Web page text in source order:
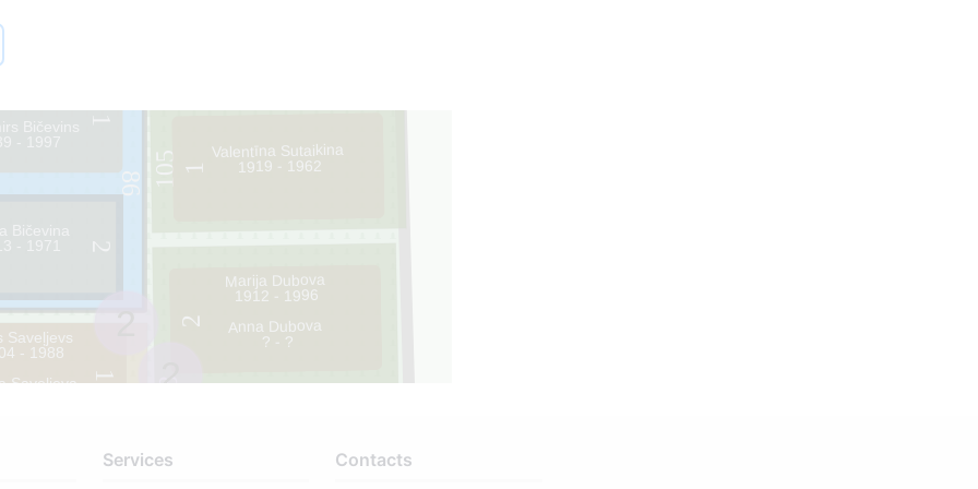
105
86
108
1
1
2
Saveļjevs
- 1988
Saveļjeva
Valentīna Sutaikina
1919 - 1962
Marija Dubova
1912 - 1996
Anna Dubova
? - ?
2
Services Contacts